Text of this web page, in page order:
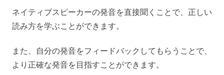
ネイティブスピーカーの発音を直接聞くことで、正しい
読み方を学ぶことができます。
また、自分の発音をフィードバックしてもらうことで、
より正確な発音を目指すことができます。